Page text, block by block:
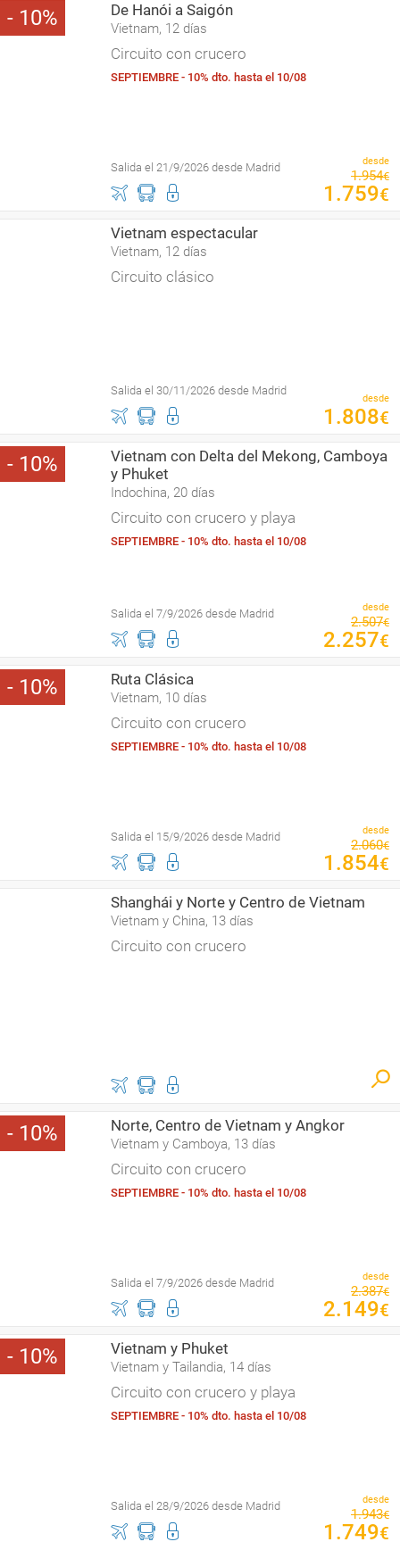
10 De Hanói a Saigón
Vietnam, 12 días
Circuito con crucero
SEPTIEMBRE - 10% dto. hasta el 10/08
Salida el 21/9/2026 desde Madrid desde
1.954€
1 .759€
Vietnam espectacular
Vietnam, 12 días
Circuito clásico
Salida el 30/11/2026 desde Madrid
desde
1 .808€
10
Vietnam con Delta del Mekong, Camboya
y Phuket
Indochina, 20 días
Circuito con crucero y playa
SEPTIEMBRE - 10% dto. hasta el 10/08
Salida el 7/9/2026 desde Madrid desde
2.507€
2.257€
10 Ruta Clásica
Vietnam, 10 días
Circuito con crucero
SEPTIEMBRE - 10% dto. hasta el 10/08
Salida el 15/9/2026 desde Madrid desde
2.060€
1 .854€
Shanghái y Norte y Centro de Vietnam
Vietnam y China, 13 días
Circuito con crucero
10 Norte, Centro de Vietnam y Angkor
Vietnam y Camboya, 13 días
Circuito con crucero
SEPTIEMBRE - 10% dto. hasta el 10/08
Salida el 7/9/2026 desde Madrid desde
2.387€
2.149€
10 Vietnam y Phuket
Vietnam y Tailandia, 14 días
Circuito con crucero y playa
SEPTIEMBRE - 10% dto. hasta el 10/08
Salida el 28/9/2026 desde Madrid desde
1.943€
1 .749€